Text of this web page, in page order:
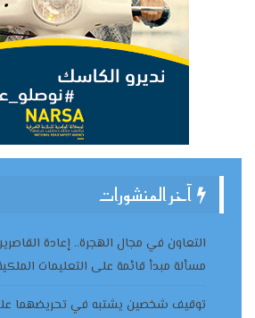
آخر المنشورات
التعاون في مجال الهجرة.. إعادة
مسألة مبدأ قائمة على التعليمات
توقيف شخصين يشتبه في تحريضهما